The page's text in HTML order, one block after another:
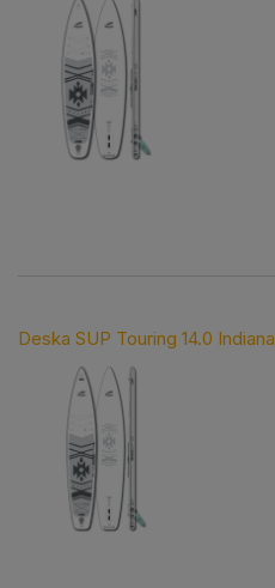
Deska SUP Touring 14.0 Indiana